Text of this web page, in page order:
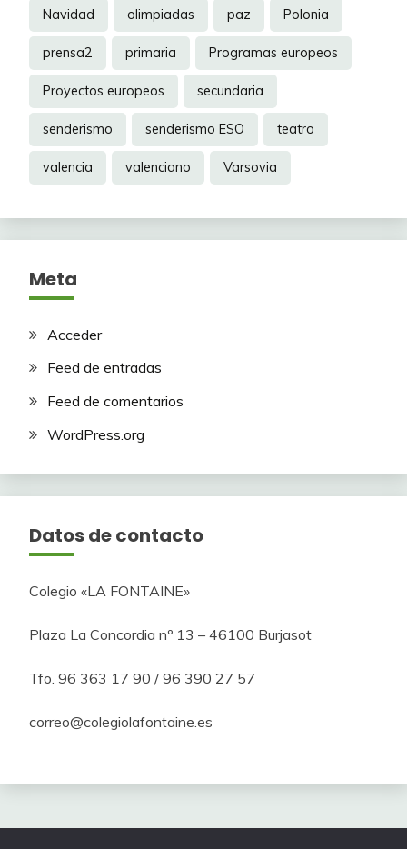
Navidad olimpiadas paz Polonia
prensa2 primaria Programas europeos
Proyectos europeos secundaria
senderismo senderismo ESO teatro
valencia valenciano Varsovia
Meta
Acceder
Feed de entradas
Feed de comentarios
WordPress.org
Datos de contacto
Colegio «LA FONTAINE»
Plaza La Concordia nº 13 – 46100 Burjasot
Tfo. 96 363 17 90 / 96 390 27 57
correo@colegiolafontaine.es